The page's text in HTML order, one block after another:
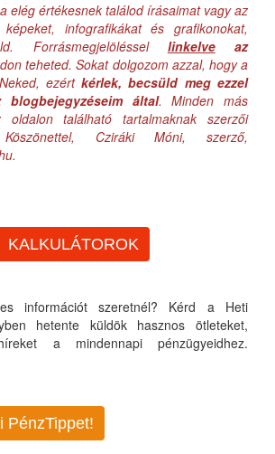
elég értékesnek találod írásaimat vagy az
infografikákat és grafikonokat,
Forrásmegjelöléssel linkelveaz
teheted. Sokat dolgozom azzal, hogy a
ezértkérlek, becsüld meg ezzel
által. Minden más
oldalon található tartalmaknak szerzői
Cziráki Móni, szerző,
KALKULÁTOROK
információt szeretnél? Kérd a Heti
hetente küldök hasznos ötleteket,
a mindennapi pénzügyeidhez.
PénzTippet!